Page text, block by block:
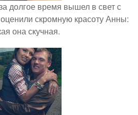
долгое время вышел в свет с
скромную красоту Анны:
она скучная.